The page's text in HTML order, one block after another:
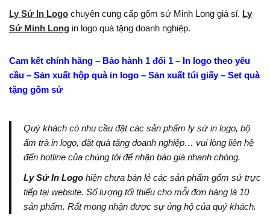
Ly Sứ In Logo chuyên cung cấp gốm sứ Minh Long giá sỉ. Ly
Sứ Minh Long in logo quà tặng doanh nghiệp.
Cam kết chính hãng – Bảo hành 1 đổi 1 – In logo theo yêu
cầu – Sản xuất hộp quà in logo – Sản xuất túi giấy – Set quà
tặng gốm sứ
Quý khách có nhu cầu đặt các sản phẩm ly sứ in logo, bộ
ấm trà in logo, đặt quà tặng doanh nghiệp… vui lòng liên hệ
đến hotline của chúng tôi để nhận báo giá nhanh chóng.
Ly Sứ In Logo hiện chưa bán lẻ các sản phẩm gốm sứ trực
tiếp tại website. Số lượng tối thiểu cho mỗi đơn hàng là 10
sản phẩm. Rất mong nhận được sự ủng hộ của quý khách.